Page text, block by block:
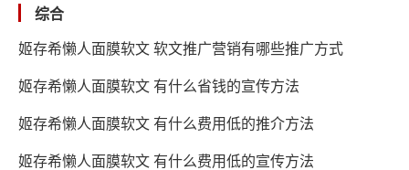
综合
姬存希懒人面膜软文 软文推广营销有哪些推广方式
姬存希懒人面膜软文 有什么省钱的宣传方法
姬存希懒人面膜软文 有什么费用低的推介方法
姬存希懒人面膜软文 有什么费用低的宣传方法